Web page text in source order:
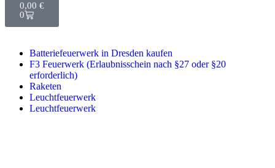
0,00 €
0
Batteriefeuerwerk in Dresden kaufen
F3 Feuerwerk (Erlaubnisschein nach §27 oder §20
erforderlich)
Raketen
Leuchtfeuerwerk
Leuchtfeuerwerk